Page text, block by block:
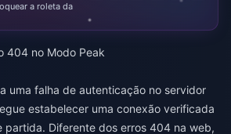
a roleta da
404 no Modo Peak
uma falha de autenticação no servidor
estabelecer uma conexão verificada
partida. Diferente dos erros 404 na web,